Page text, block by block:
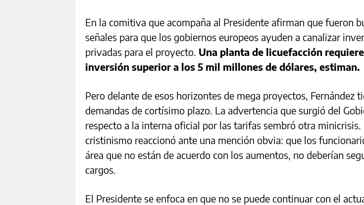
En la comitiva que acompaña al Presidente afirman que fueron
señales para que los gobiernos europeos ayuden a canalizar
privadas para el proyecto. Una planta de licuefacción
inversión superior a los 5 mil millones de dólares, estiman.
Pero delante de esos horizontes de mega proyectos, Fernández
demandas de cortísimo plazo. La advertencia que surgió del
respecto a la interna oficial por las tarifas sembró otra minicrisis.
cristinismo reaccionó ante una mención obvia: que los
área que no están de acuerdo con los aumentos, no deberían
cargos.
El Presidente se enfoca en que no se puede continuar con el